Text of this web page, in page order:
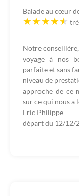
Balade au cœur
Notre
voyage à nos
parfaite et sans
niveau de
approche de ce
sur ce qui nous a
Eric Philippe
départ du 12/12/